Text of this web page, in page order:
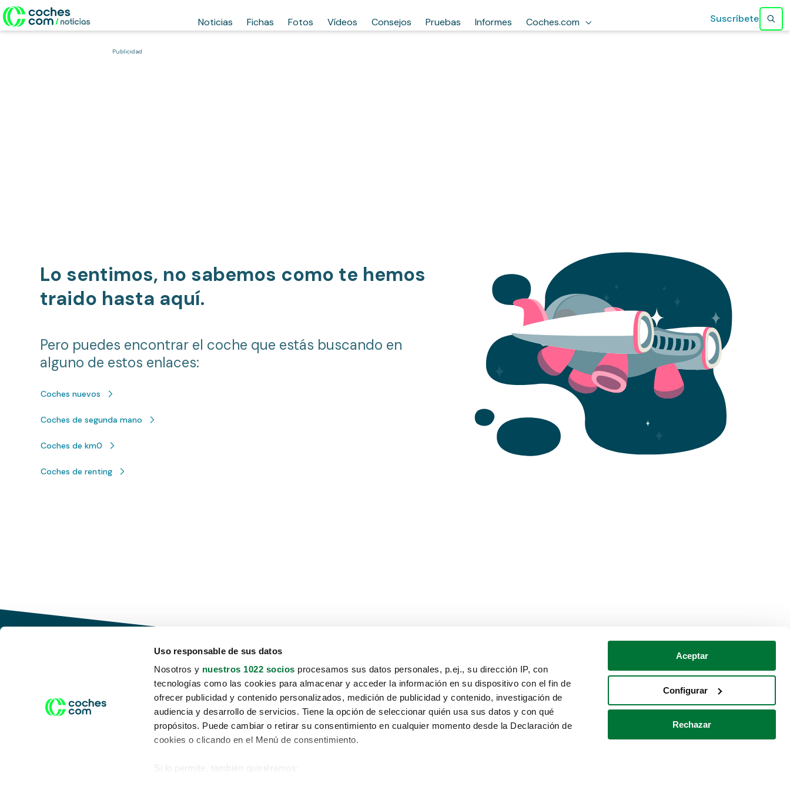
Uso responsable de sus datos
Nosotros y nuestros 1022 socios procesamos sus datos personales, p.ej., su dirección IP, con
tecnologías como las cookies para almacenar y acceder la información en su dispositivo con el fin de
ofrecer publicidad y contenido personalizados, medición de publicidad y contenido, investigación de
audiencia y desarrollo de servicios. Tiene la opción de seleccionar quién usa sus datos y con qué
propósitos. Puede cambiar o retirar su consentimiento en cualquier momento desde la Declaración de
cookies o clicando en el Menú de consentimiento.
Si lo permite, también quisiéramos:
Aceptar
Configurar
Rechazar
Noticias Fichas Fotos Vídeos Consejos Pruebas Informes Coches.com Suscríbete
Publicidad
Lo sentimos, no sabemos como te hemos
traido hasta aquí.
Pero puedes encontrar el coche que estás buscando en
alguno de estos enlaces:
Coches nuevos
Coches de segunda mano
Coches de km0
Coches de renting
Conduce tu futuro,
desata tu movilidad